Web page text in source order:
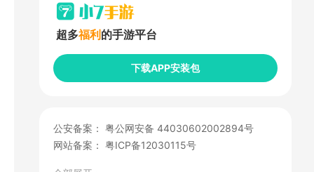
超多福利 的手游平台
下载APP安装包
公安备案： 粤公网安备 44030602002894号
网站备案： 粤ICP备12030115号